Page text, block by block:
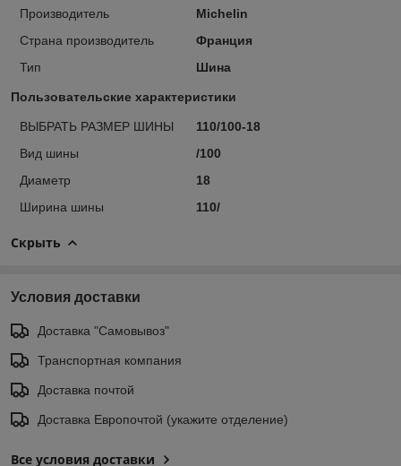
Производитель
Michelin
Страна производитель
Франция
Тип
Шина
Пользовательские характеристики
ВЫБРАТЬ РАЗМЕР ШИНЫ
110/100-18
Вид шины
/100
Диаметр
18
Ширина шины
110/
Скрыть
Условия доставки
Доставка "Самовывоз"
Транспортная компания
Доставка почтой
Доставка Европочтой (укажите отделение)
Все условия доставки